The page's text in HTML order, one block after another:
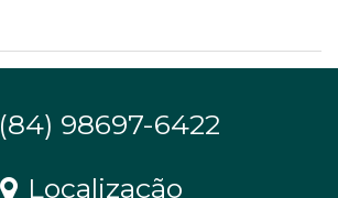
(84) 98697-6422
Localização